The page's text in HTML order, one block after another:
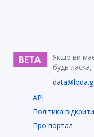
Якщо ви
будь
API
Політика
Про портал